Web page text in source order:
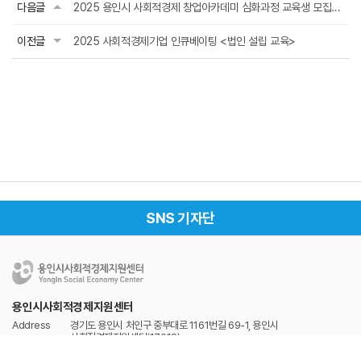
다음글 2025 용인시 사회적경제 창업아카데미 심화과정 교육생 모집공고(~5. 16.(금))
이전글 2025 사회적경제기업 인큐베이팅 <법인 설립 교육>
SNS 기자단
용인시사회적경제지원센터
Address
경기도 용인시 처인구 중부대로 1161번길 69-1, 용인시
사회적경제지원센터(17019)